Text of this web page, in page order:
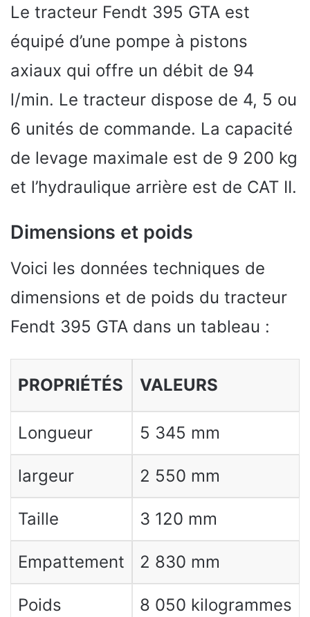
Le tracteur Fendt 395 GTA est
équipé d’une pompe à pistons
axiaux qui offre un débit de 94
l/min. Le tracteur dispose de 4, 5 ou
6 unités de commande. La capacité
de levage maximale est de 9 200 kg
et l’hydraulique arrière est de CAT II.
Dimensions et poids
Voici les données techniques de
dimensions et de poids du tracteur
Fendt 395 GTA dans un tableau :
PROPRIÉTÉS VALEURS
Longueur 5 345 mm
largeur 2 550 mm
Taille 3 120 mm
Empattement 2 830 mm
Poids 8 050 kilogrammes